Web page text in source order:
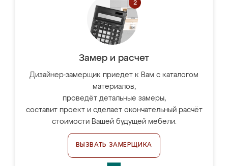
Замер и расчет
Дизайнер-замерщик приедет к Вам с каталогом
материалов,
проведёт детальные замеры,
составит проект и сделает окончательный расчёт
стоимости Вашей будущей мебели.
ВЫЗВАТЬ ЗАМЕРЩИКА